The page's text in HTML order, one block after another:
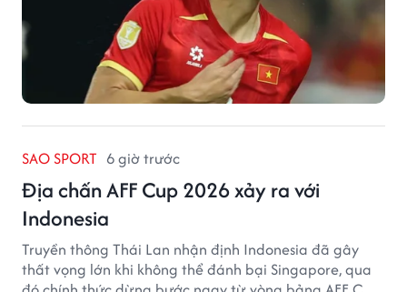
SAO SPORT 6 giờ trước
Địa chấn AFF Cup 2026 xảy ra với
Indonesia
Truyền thông Thái Lan nhận định Indonesia đã gây
thất vọng lớn khi không thể đánh bại Singapore, qua